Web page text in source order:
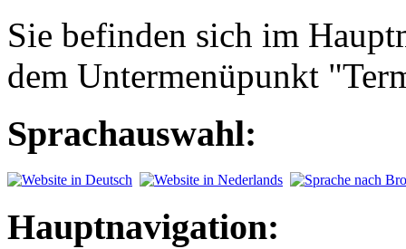
Sie befinden sich im
dem Untermenüpunkt
Sprachauswahl:
Hauptnavigation: